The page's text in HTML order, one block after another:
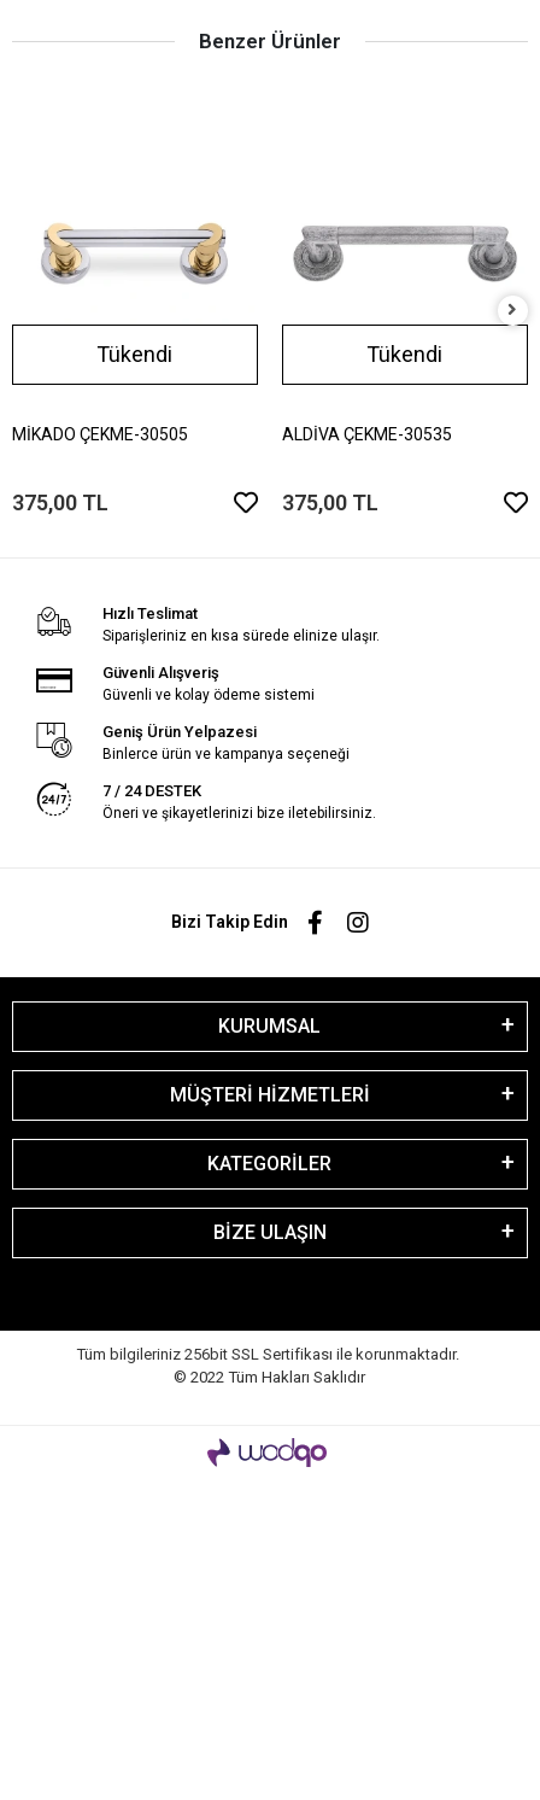
Benzer Ürünler
Tükendi
MİKADO ÇEKME-30505
375,00 TL
Tükendi
ALDİVA ÇEKME-30535
375,00 TL
Hızlı Teslimat
Siparişleriniz en kısa sürede elinize ulaşır.
Güvenli Alışveriş
Güvenli ve kolay ödeme sistemi
Geniş Ürün Yelpazesi
Binlerce ürün ve kampanya seçeneği
7 / 24 DESTEK
Öneri ve şikayetlerinizi bize iletebilirsiniz.
Bizi Takip Edin
KURUMSAL
MÜŞTERİ HİZMETLERİ
KATEGORİLER
BİZE ULAŞIN
Tüm bilgileriniz 256bit SSL Sertifikası ile korunmaktadır.
© 2022Tüm Hakları Saklıdır